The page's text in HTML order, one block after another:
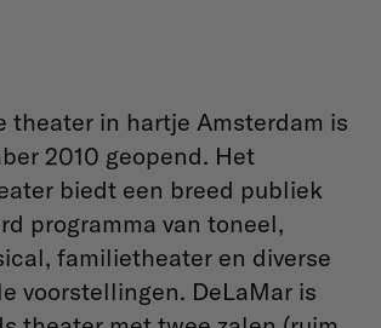
theater in hartje Amsterdam is
2010 geopend. Het
biedt een breed publiek
programma van toneel,
familietheater en diverse
voorstellingen. DeLaMar is